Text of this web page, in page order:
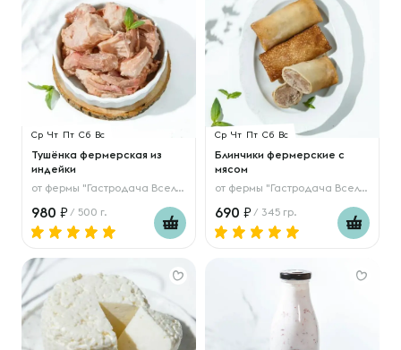
Ср Чт Пт Сб Вс
Тушёнка фермерская из
индейки
от фермы "Гастродача Вселуг"
980 / 500 г.
Ср Чт Пт Сб Вс
Блинчики фермерские с
мясом
от фермы "Гастродача Вселуг"
690 / 345 гр.